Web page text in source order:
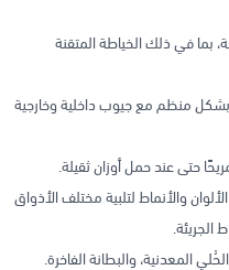
بما في ذلك الخياطة المتقنة
منظم مع جيوب داخلية وخارجية
حتى عند حمل أوزان ثقيلة.
والأنماط لتلبية مختلف الأذواق
الجريئة.
المعدنية، والبطانة الفاخرة.